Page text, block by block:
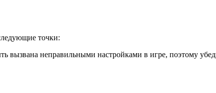
точки:
вызвана неправильными настройками в игре, поэтому